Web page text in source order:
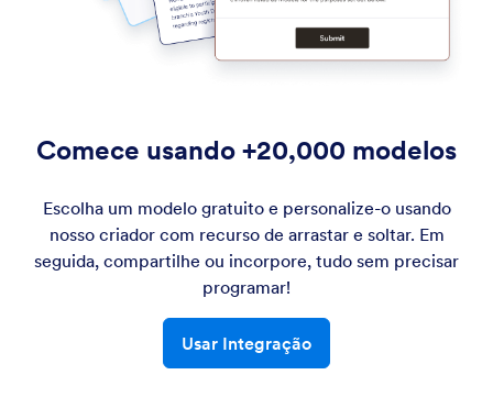
Comece usando +20,000 modelos
Escolha um modelo gratuito e personalize-o usando
nosso criador com recurso de arrastar e soltar. Em
seguida, compartilhe ou incorpore, tudo sem precisar
programar!
Usar Integração